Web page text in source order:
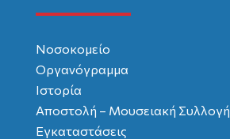
Νοσοκομείο
Οργανόγραμμα
Ιστορία
Αποστολή – Μουσειακή Συλλογή
Εγκαταστάσεις